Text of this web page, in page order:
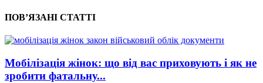
ПОВ’ЯЗАНІ СТАТТІ
Мобілізація жінок: що від вас приховують і як не
зробити фатальну...